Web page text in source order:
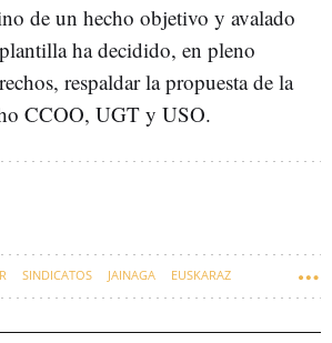
de un hecho objetivo y avalado
ha decidido, en pleno
respaldar la propuesta de la
CCOO, UGT y USO.
SINDICATOS JAINAGA EUSKARAZ